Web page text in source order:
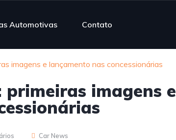
Automotivas Contato
imagens e lançamento nas concessionárias
primeiras imagens e
Car News